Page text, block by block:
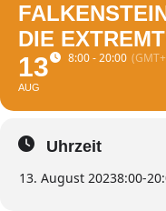
DIE
13
AUG
8:00 - 20:00
Uhrzeit
13. August 20238:00-